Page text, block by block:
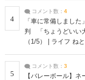
4
コメント数： 4
「車に常備しまし
判 「ちょうどいい
（1/5） | ライフ ね
5
コメント数： 3
【バレーボール】